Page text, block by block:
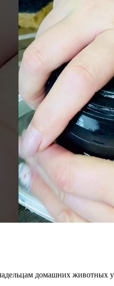
домашних животных